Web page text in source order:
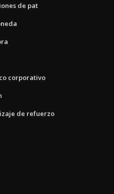
de pat
corporativo
de refuerzo